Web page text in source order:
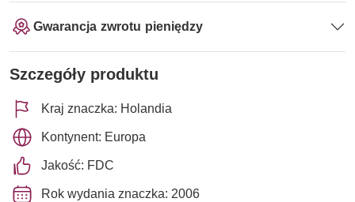
Gwarancja zwrotu pieniędzy
Szczegóły produktu
Kraj znaczka: Holandia
Kontynent: Europa
Jakość: FDC
Rok wydania znaczka: 2006